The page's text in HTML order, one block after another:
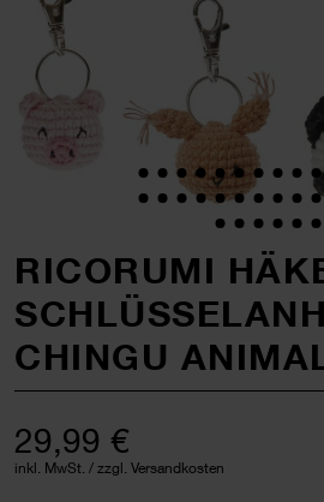
RICORUMI
CHINGU
29,99 €
inkl. MwSt. / zzgl. Versandkosten